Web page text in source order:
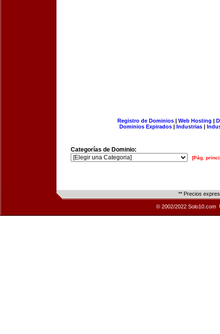
Registro de Dominios| Web Hosting |
Dominios Expirados | Industrias |
Categorías de Dominio:
[Pág.
** Precios
© 2002/2022 Solo10.com